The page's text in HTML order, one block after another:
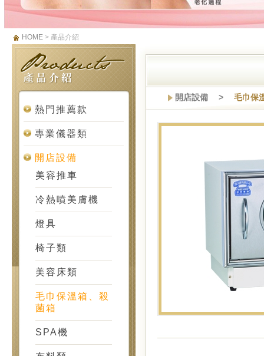
HOME > 產品介紹
熱門推薦款
專業儀器類
開店設備
美容推車
冷熱噴美膚機
燈具
椅子類
美容床類
毛巾保溫箱、殺
菌箱
SPA機
開店設備 > 毛巾保